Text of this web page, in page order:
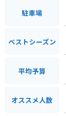
駐車場
ベストシーズン
平均予算
オススメ人数